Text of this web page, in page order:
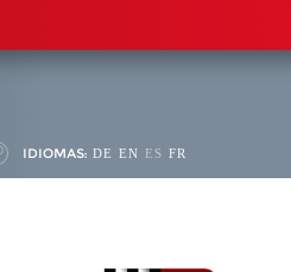
IDIOMAS: DE EN ES FR